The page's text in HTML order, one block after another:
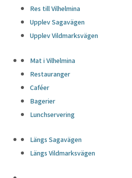
Res till Vilhelmina
Upplev Sagavägen
Upplev Vildmarksvägen
Mat i Vilhelmina
Restauranger
Caféer
Bagerier
Lunchservering
Längs Sagavägen
Längs Vildmarksvägen